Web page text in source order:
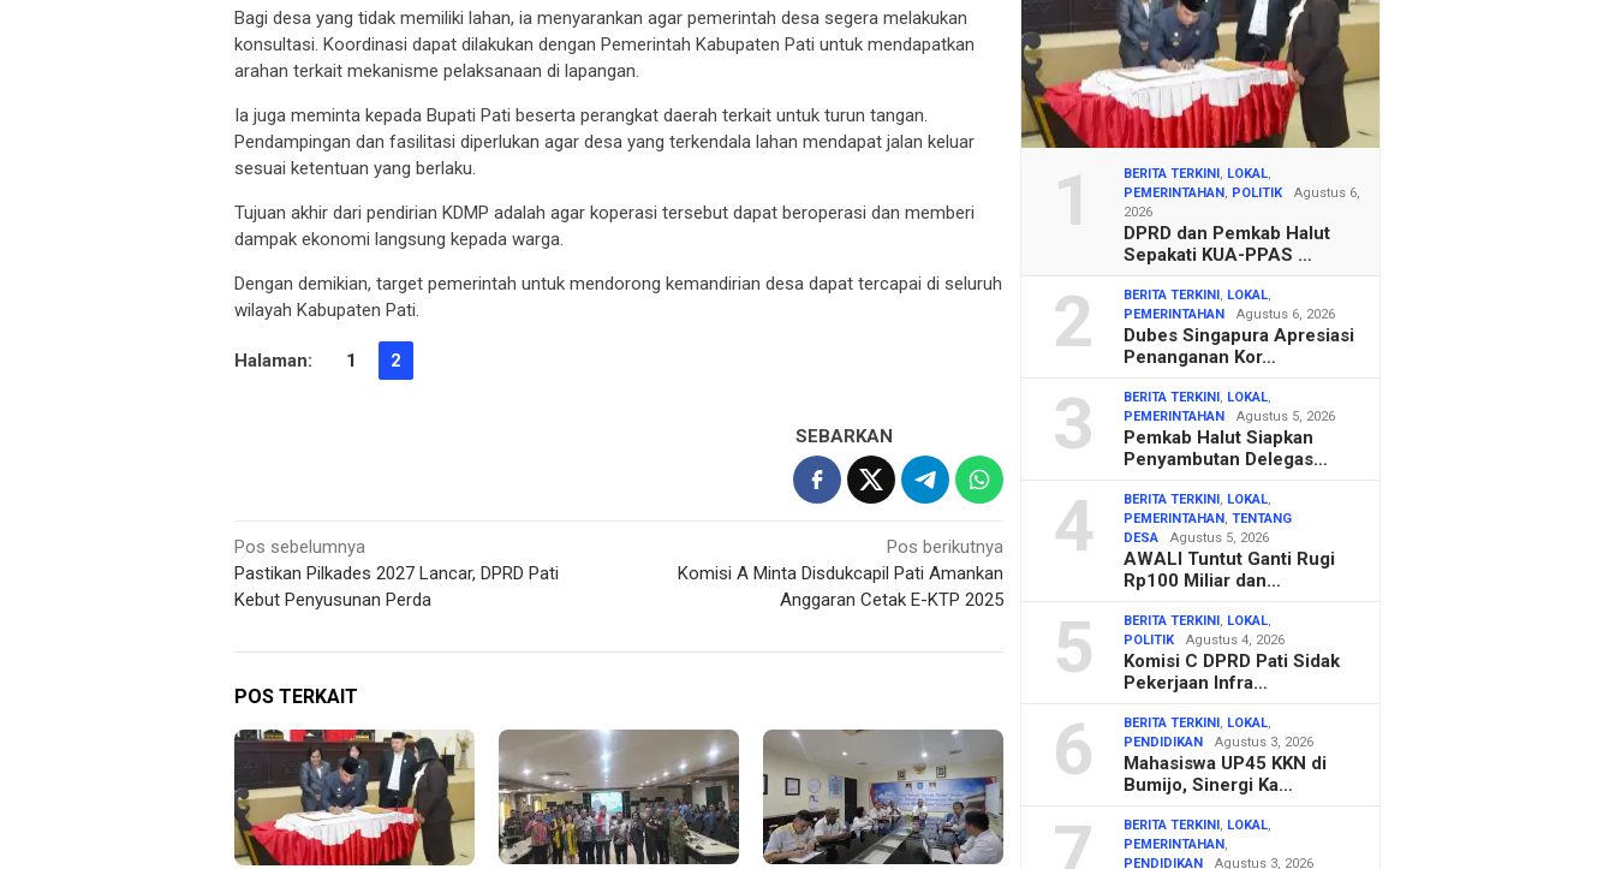
Bagi desa yang tidak memiliki lahan, ia menyarankan agar pemerintah desa segera melakukan
konsultasi. Koordinasi dapat dilakukan dengan Pemerintah Kabupaten Pati untuk mendapatkan
arahan terkait mekanisme pelaksanaan di lapangan.
Ia juga meminta kepada Bupati Pati beserta perangkat daerah terkait untuk turun tangan.
Pendampingan dan fasilitasi diperlukan agar desa yang terkendala lahan mendapat jalan keluar
sesuai ketentuan yang berlaku.
Tujuan akhir dari pendirian KDMP adalah agar koperasi tersebut dapat beroperasi dan memberi
dampak ekonomi langsung kepada warga.
Dengan demikian, target pemerintah untuk mendorong kemandirian desa dapat tercapai di seluruh
wilayah Kabupaten Pati.
Halaman: 1 2
SEBARKAN
Navigasi
pos
Pos sebelumnya
Pastikan Pilkades 2027 Lancar, DPRD Pati
Kebut Penyusunan Perda
Pos berikutnya
Komisi A Minta Disdukcapil Pati Amankan
Anggaran Cetak E-KTP 2025
POS TERKAIT
1 BERITA TERKINI , LOKAL,
PEMERINTAHAN , POLITIK
Agustus 6,
2026
DPRD dan Pemkab Halut
Sepakati KUA-PPAS …
2 BERITA TERKINI , LOKAL,
PEMERINTAHAN
Agustus 6, 2026
Dubes Singapura Apresiasi
Penanganan Kor…
3 BERITA TERKINI , LOKAL,
PEMERINTAHAN
Agustus 5, 2026
Pemkab Halut Siapkan
Penyambutan Delegas…
4 BERITA TERKINI , LOKAL,
PEMERINTAHAN ,TENTANG
DESA
Agustus 5, 2026
AWALI Tuntut Ganti Rugi
Rp100 Miliar dan…
5 BERITA TERKINI , LOKAL,
POLITIK
Agustus 4, 2026
Komisi C DPRD Pati Sidak
Pekerjaan Infra…
6 BERITA TERKINI , LOKAL,
PENDIDIKAN
Agustus 3, 2026
Mahasiswa UP45 KKN di
Bumijo, Sinergi Ka…
BERITA TERKINI , LOKAL,
PEMERINTAHAN ,
PENDIDIKAN
Agustus 3, 2026